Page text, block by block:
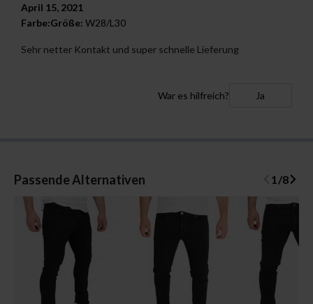
April 15, 2021
Farbe:Größe:W28/L30
Sehr netter Kontakt und super schnelle Lieferung
War es hilfreich? Ja
Passende Alternativen 1/8